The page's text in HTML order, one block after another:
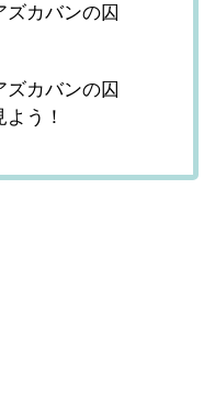
ズカバンの囚
ズカバンの囚
う！